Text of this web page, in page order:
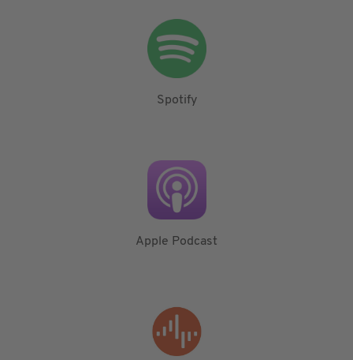
Spotify
Apple Podcast